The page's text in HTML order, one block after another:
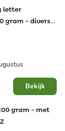
je voor een
ook te
om
A tot Z en
dacht je van
het aanbod en
eens met wat
letter
gram - diverse
Bekijk
gram - met